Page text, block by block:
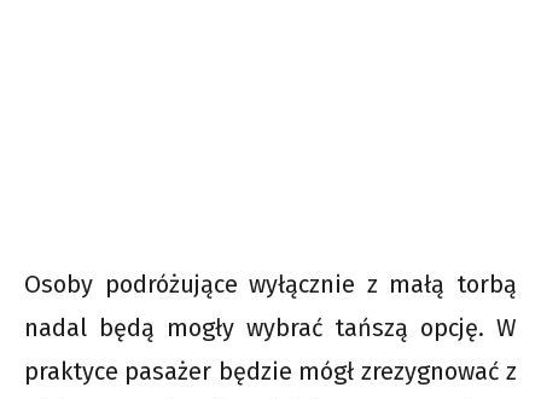
Osoby podróżujące wyłącznie z małą torbą
nadal będą mogły wybrać tańszą opcję. W
praktyce pasażer będzie mógł zrezygnować z